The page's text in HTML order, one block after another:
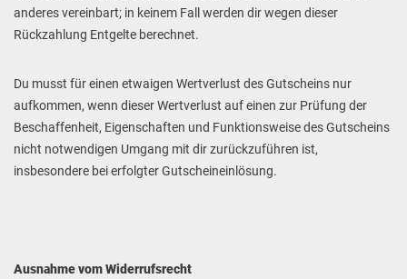
anderes vereinbart; in keinem Fall werden dir wegen dieser
Rückzahlung Entgelte berechnet.
Du musst für einen etwaigen Wertverlust des Gutscheins nur
aufkommen, wenn dieser Wertverlust auf einen zur Prüfung der
Beschaffenheit, Eigenschaften und Funktionsweise des Gutscheins
nicht notwendigen Umgang mit dir zurückzuführen ist,
insbesondere bei erfolgter Gutscheineinlösung.
Ausnahme vom Widerrufsrecht